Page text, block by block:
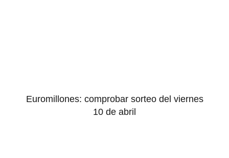
Euromillones: comprobar sorteo del viernes
10 de abril